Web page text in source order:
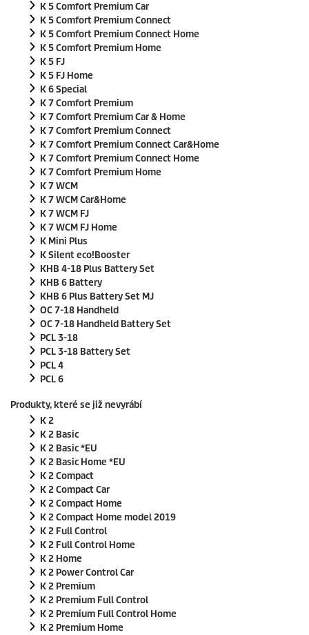
K 5 Comfort Premium Car
K 5 Comfort Premium Connect
K 5 Comfort Premium Connect Home
K 5 Comfort Premium Home
K 5 FJ
K 5 FJ Home
K 6 Special
K 7 Comfort Premium
K 7 Comfort Premium Car & Home
K 7 Comfort Premium Connect
K 7 Comfort Premium Connect Car&Home
K 7 Comfort Premium Connect Home
K 7 Comfort Premium Home
K 7 WCM
K 7 WCM Car&Home
K 7 WCM FJ
K 7 WCM FJ Home
K Mini Plus
K Silenteco!Booster
KHB 4-18 Plus Battery Set
KHB 6 Battery
KHB 6 Plus Battery Set MJ
OC 7-18 Handheld
OC 7-18 Handheld Battery Set
PCL 3-18
PCL 3-18 Battery Set
PCL 4
PCL 6
Produkty, které se již nevyrábí
K 2
K 2 Basic
K 2 Basic *EU
K 2 Basic Home *EU
K 2 Compact
K 2 Compact Car
K 2 Compact Home
K 2 Compact Home model 2019
K 2 Full Control
K 2 Full Control Home
K 2 Home
K 2 Power Control Car
K 2 Premium
K 2 Premium Full Control
K 2 Premium Full Control Home
K 2 Premium Home